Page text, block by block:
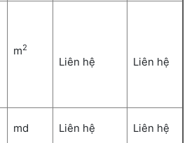
m2
Liên hệ Liên hệ
md Liên hệ Liên hệ